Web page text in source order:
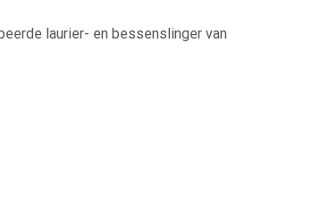
laurier- en bessenslinger van